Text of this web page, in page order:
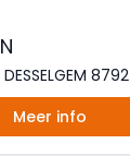
DESSELGEM 8792
Meer info